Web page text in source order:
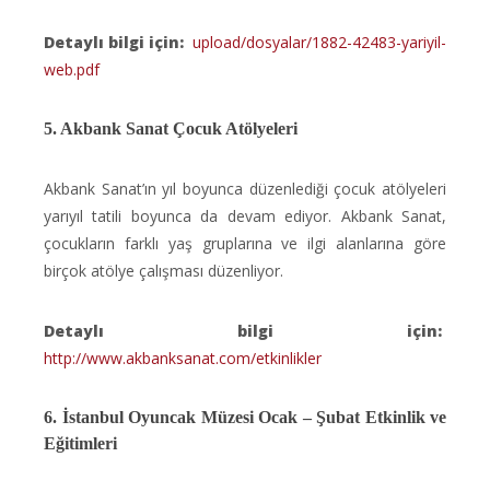
Detaylı bilgi için: upload/dosyalar/1882-42483-yariyil-
web.pdf
5. Akbank Sanat Çocuk Atölyeleri
Akbank Sanat’ın yıl boyunca düzenlediği çocuk atölyeleri
yarıyıl tatili boyunca da devam ediyor. Akbank Sanat,
çocukların farklı yaş gruplarına ve ilgi alanlarına göre
birçok atölye çalışması düzenliyor.
Detaylı bilgi için:
http://www.akbanksanat.com/etkinlikler
6. İstanbul Oyuncak Müzesi Ocak – Şubat Etkinlik ve
Eğitimleri